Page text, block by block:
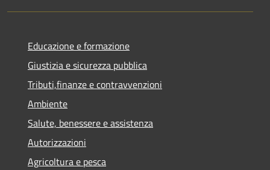
Educazione e formazione
Giustizia e sicurezza pubblica
Tributi,finanze e contravvenzioni
Ambiente
Salute, benessere e assistenza
Autorizzazioni
Agricoltura e pesca